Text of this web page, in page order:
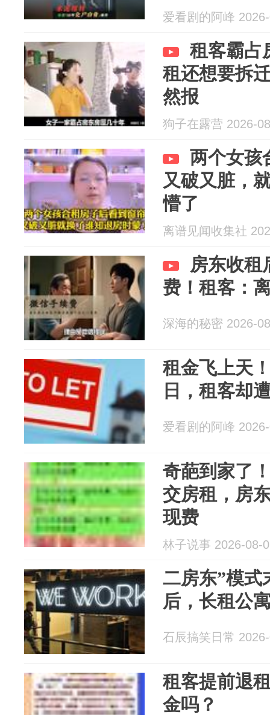
爱看剧的阿峰
租客霸占
租还想要拆
然报
狗子在露营 2026-
两个女孩
又破又脏，
懵了
离谱见闻收集社
房东收租
费！租客：
深海的秘密 2026-
租金飞上天
日，租客却
爱看剧的阿峰
奇葩到家了
交房租，房
现费
林子说事 2026-08-
二房东”模式
后，长租公
石辰搞笑日常
租客提前退
金吗？